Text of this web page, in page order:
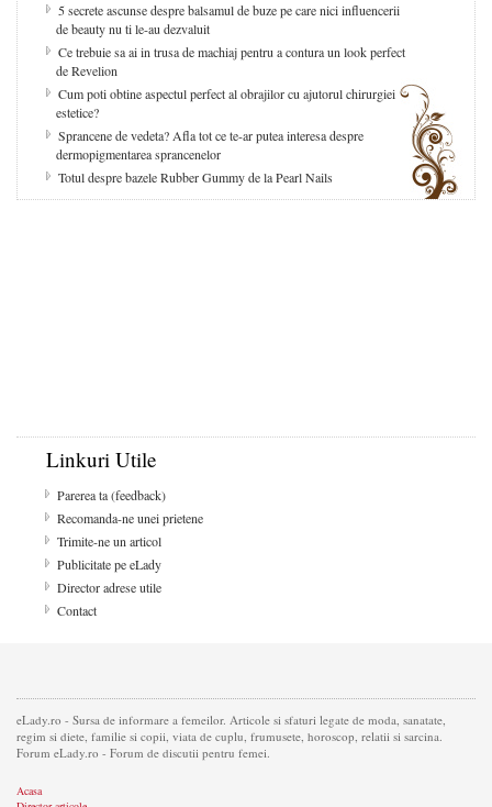
5 secrete ascunse despre balsamul de buze pe care nici influencerii
de beauty nu ti le-au dezvaluit
Ce trebuie sa ai in trusa de machiaj pentru a contura un look perfect
de Revelion
Cum poti obtine aspectul perfect al obrajilor cu ajutorul chirurgiei
estetice?
Sprancene de vedeta? Afla tot ce te-ar putea interesa despre
dermopigmentarea sprancenelor
Totul despre bazele Rubber Gummy de la Pearl Nails
Linkuri Utile
Parerea ta (feedback)
Recomanda-ne unei prietene
Trimite-ne un articol
Publicitate pe eLady
Director adrese utile
Contact
eLady.ro - Sursa de informare a femeilor. Articole si sfaturi legate de moda, sanatate,
regim si diete, familie si copii, viata de cuplu, frumusete, horoscop, relatii si sarcina.
Forum eLady.ro - Forum de discutii pentru femei.
Acasa